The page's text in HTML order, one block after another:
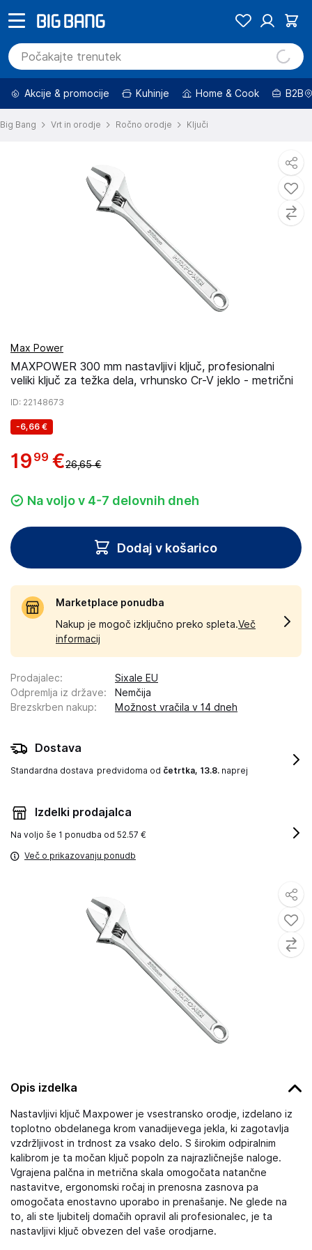
Akcije & promocije Kuhinje Home & Cook B2B
Big Bang Vrt in orodje Ročno orodje Ključi
Opis izdelka
Nastavljivi ključ Maxpower je vsestransko orodje, izdelano iz
toplotno obdelanega krom vanadijevega jekla, ki zagotavlja
vzdržljivost in trdnost za vsako delo. S širokim odpiralnim
kalibrom je ta močan ključ popoln za najrazličnejše naloge.
Vgrajena palčna in metrična skala omogočata natančne
nastavitve, ergonomski ročaj in prenosna zasnova pa
omogočata enostavno uporabo in prenašanje. Ne glede na
to, ali ste ljubitelj domačih opravil ali profesionalec, je ta
nastavljivi ključ obvezen del vaše orodjarne.
Max Power
MAXPOWER 300 mm nastavljivi ključ, profesionalni
veliki ključ za težka dela, vrhunsko Cr-V jeklo - metrični
ID: 22148673
-6,66 €
19 99 €26,65 €
Na voljo v 4-7 delovnih dneh
Dodaj v košarico
Marketplace ponudba
Nakup je mogoč izključno preko spleta.Več
informacij
Prodajalec:
Sixale EU
Odpremlja iz države:
Nemčija
Brezskrben nakup: Možnost vračila v 14 dneh
Dostava
Standardna dostava predvidoma od četrtka, 13.8. naprej
Izdelki prodajalca
Na voljo še 1 ponudba od 52.57 €
Več o prikazovanju ponudb